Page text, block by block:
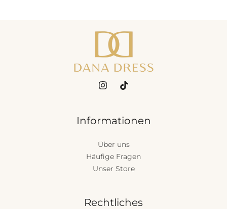
Informationen
Über uns
Häufige Fragen
Unser Store
Rechtliches